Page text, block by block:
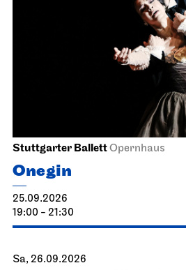
Stuttgarter BallettOpernhaus
Onegin
25.09.2026
19:00 - 21:30
Sa, 26.09.2026